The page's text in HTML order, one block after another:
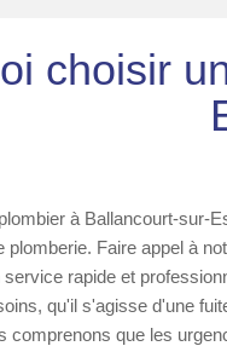
choisir
à Ballancourt-sur-
plomberie. Faire appel à
rapide et
qu'il s'agisse d'une
comprenons que les